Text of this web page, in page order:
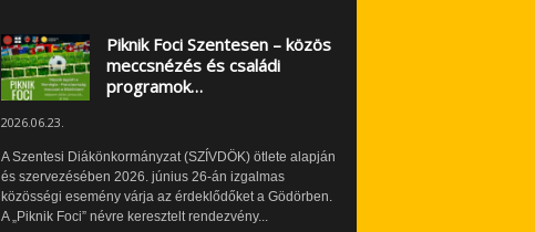
Piknik Foci Szentesen – közös
meccsnézés és családi
programok…
2026.06.23.
A Szentesi Diákönkormányzat (SZÍVDÖK) ötlete alapján
és szervezésében 2026. június 26-án izgalmas
közösségi esemény várja az érdeklődőket a Gödörben.
A „Piknik Foci” névre keresztelt rendezvény...